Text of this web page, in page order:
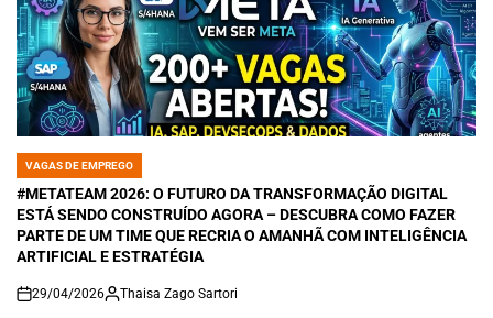
POSTED
IN
VAGAS DE EMPREGO
#METATEAM 2026: O FUTURO DA TRANSFORMAÇÃO DIGITAL
ESTÁ SENDO CONSTRUÍDO AGORA – DESCUBRA COMO FAZER
PARTE DE UM TIME QUE RECRIA O AMANHÃ COM INTELIGÊNCIA
ARTIFICIAL E ESTRATÉGIA
on
29/04/2026 Thaisa Zago Sartori